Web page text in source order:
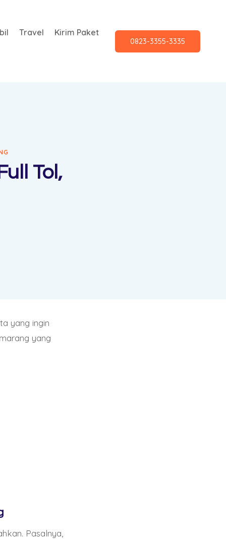
Travel
Kirim Paket
0823-3355-3335
Tol,
yang ingin
yang
Pasalnya,